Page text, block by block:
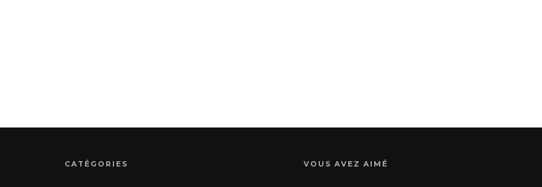
CATÉGORIES VOUS AVEZ AIMÉ